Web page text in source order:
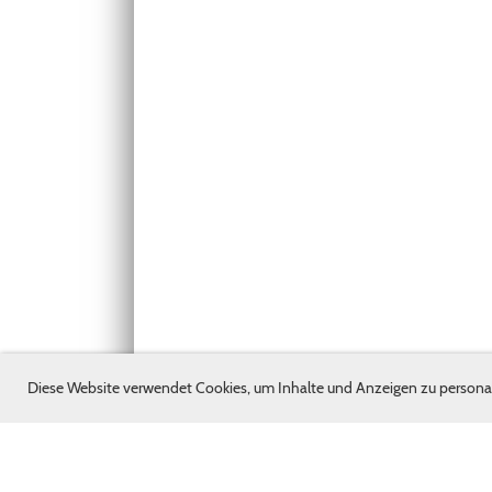
Diese Website verwendet Cookies, um Inhalte und Anzeigen zu